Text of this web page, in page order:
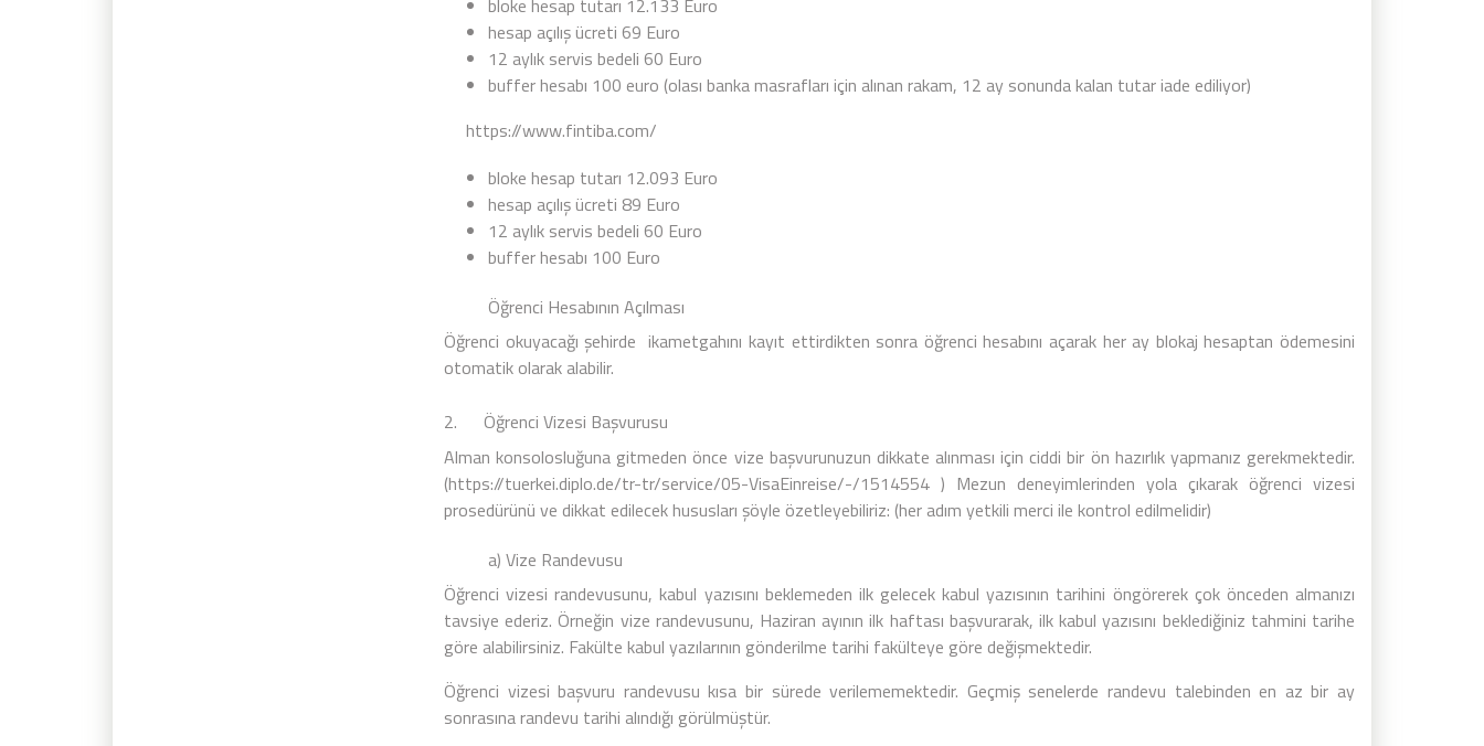
hesap açılış ücreti 69 Euro
12 aylık servis bedeli 60 Euro
buffer hesabı 100 euro (olası banka masrafları için alınan rakam, 12 ay sonunda kalan tutar iade ediliyor)
https://www.fintiba.com/
bloke hesap tutarı 12.093 Euro
hesap açılış ücreti 89 Euro
12 aylık servis bedeli 60 Euro
buffer hesabı 100 Euro
Öğrenci Hesabının Açılması
Öğrenci okuyacağı şehirde ikametgahını kayıt ettirdikten sonra öğrenci hesabını açarak her ay blokaj hesaptan ödemesini
otomatik olarak alabilir.
2. Öğrenci Vizesi Başvurusu
Alman konsolosluğuna gitmeden önce vize başvurunuzun dikkate alınması için ciddi bir ön hazırlık yapmanız gerekmektedir.
(https://tuerkei.diplo.de/tr-tr/service/05-VisaEinreise/-/1514554 ) Mezun deneyimlerinden yola çıkarak öğrenci vizesi
prosedürünü ve dikkat edilecek hususları şöyle özetleyebiliriz: (her adım yetkili merci ile kontrol edilmelidir)
a) Vize Randevusu
Öğrenci vizesi randevusunu, kabul yazısını beklemeden ilk gelecek kabul yazısının tarihini öngörerek çok önceden almanızı
tavsiye ederiz. Örneğin vize randevusunu, Haziran ayının ilk haftası başvurarak, ilk kabul yazısını beklediğiniz tahmini tarihe
göre alabilirsiniz. Fakülte kabul yazılarının gönderilme tarihi fakülteye göre değişmektedir.
Öğrenci vizesi başvuru randevusu kısa bir sürede verilememektedir. Geçmiş senelerde randevu talebinden en az bir ay
sonrasına randevu tarihi alındığı görülmüştür.